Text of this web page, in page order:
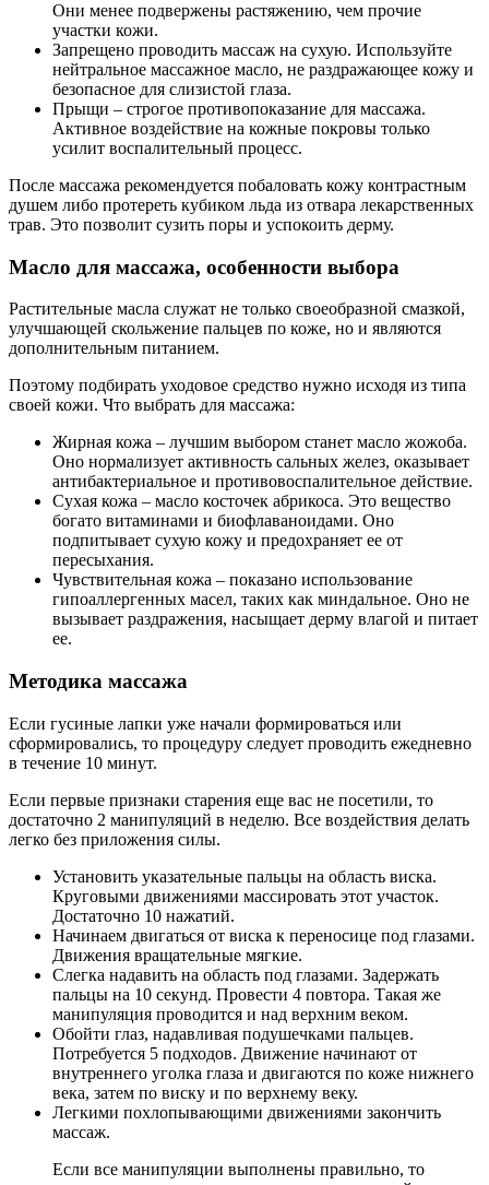
Они менее подвержены растяжению, чем прочие
участки кожи.
Запрещено проводить массаж на сухую. Используйте
нейтральное массажное масло, не раздражающее кожу и
безопасное для слизистой глаза.
Прыщи – строгое противопоказание для массажа.
Активное воздействие на кожные покровы только
усилит воспалительный процесс.
После массажа рекомендуется побаловать кожу контрастным
душем либо протереть кубиком льда из отвара лекарственных
трав. Это позволит сузить поры и успокоить дерму.
Масло для массажа, особенности выбора
Растительные масла служат не только своеобразной смазкой,
улучшающей скольжение пальцев по коже, но и являются
дополнительным питанием.
Поэтому подбирать уходовое средство нужно исходя из типа
своей кожи. Что выбрать для массажа:
Жирная кожа – лучшим выбором станет масло жожоба.
Оно нормализует активность сальных желез, оказывает
антибактериальное и противовоспалительное действие.
Сухая кожа – масло косточек абрикоса. Это вещество
богато витаминами и биофлаваноидами. Оно
подпитывает сухую кожу и предохраняет ее от
пересыхания.
Чувствительная кожа – показано использование
гипоаллергенных масел, таких как миндальное. Оно не
вызывает раздражения, насыщает дерму влагой и питает
ее.
Методика массажа
Если гусиные лапки уже начали формироваться или
сформировались, то процедуру следует проводить ежедневно
в течение 10 минут.
Если первые признаки старения еще вас не посетили, то
достаточно 2 манипуляций в неделю. Все воздействия делать
легко без приложения силы.
Установить указательные пальцы на область виска.
Круговыми движениями массировать этот участок.
Достаточно 10 нажатий.
Начинаем двигаться от виска к переносице под глазами.
Движения вращательные мягкие.
Слегка надавить на область под глазами. Задержать
пальцы на 10 секунд. Провести 4 повтора. Такая же
манипуляция проводится и над верхним веком.
Обойти глаз, надавливая подушечками пальцев.
Потребуется 5 подходов. Движение начинают от
внутреннего уголка глаза и двигаются по коже нижнего
века, затем по виску и по верхнему веку.
Легкими похлопывающими движениями закончить
массаж.
Если все манипуляции выполнены правильно, то